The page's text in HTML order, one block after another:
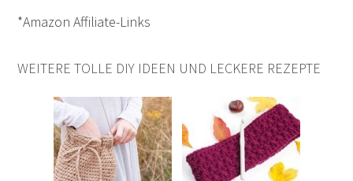
*Amazon Affiliate-Links
WEITERE TOLLE DIY IDEEN UND LECKERE REZEPTE